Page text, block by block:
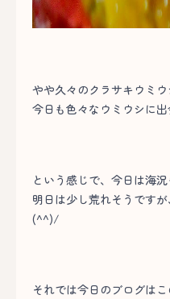
やや久々のクラサキウミ
今日も色々なウミウシに
という感じで、今日は海
明日は少し荒れそうです
(^^)/
それでは今日のブログはこ